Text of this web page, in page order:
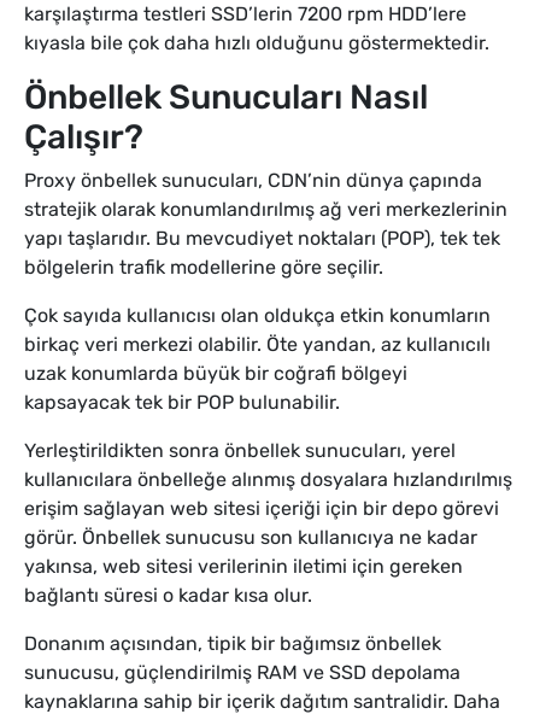
karşılaştırma testleri SSD’lerin 7200 rpm HDD’lere
kıyasla bile çok daha hızlı olduğunu göstermektedir.
Önbellek Sunucuları Nasıl
Çalışır?
Proxy önbellek sunucuları, CDN’nin dünya çapında
stratejik olarak konumlandırılmış ağ veri merkezlerinin
yapı taşlarıdır. Bu mevcudiyet noktaları (POP), tek tek
bölgelerin trafik modellerine göre seçilir.
Çok sayıda kullanıcısı olan oldukça etkin konumların
birkaç veri merkezi olabilir. Öte yandan, az kullanıcılı
uzak konumlarda büyük bir coğrafi bölgeyi
kapsayacak tek bir POP bulunabilir.
Yerleştirildikten sonra önbellek sunucuları, yerel
kullanıcılara önbelleğe alınmış dosyalara hızlandırılmış
erişim sağlayan web sitesi içeriği için bir depo görevi
görür. Önbellek sunucusu son kullanıcıya ne kadar
yakınsa, web sitesi verilerinin iletimi için gereken
bağlantı süresi o kadar kısa olur.
Donanım açısından, tipik bir bağımsız önbellek
sunucusu, güçlendirilmiş RAM ve SSD depolama
kaynaklarına sahip bir içerik dağıtım santralidir. Daha